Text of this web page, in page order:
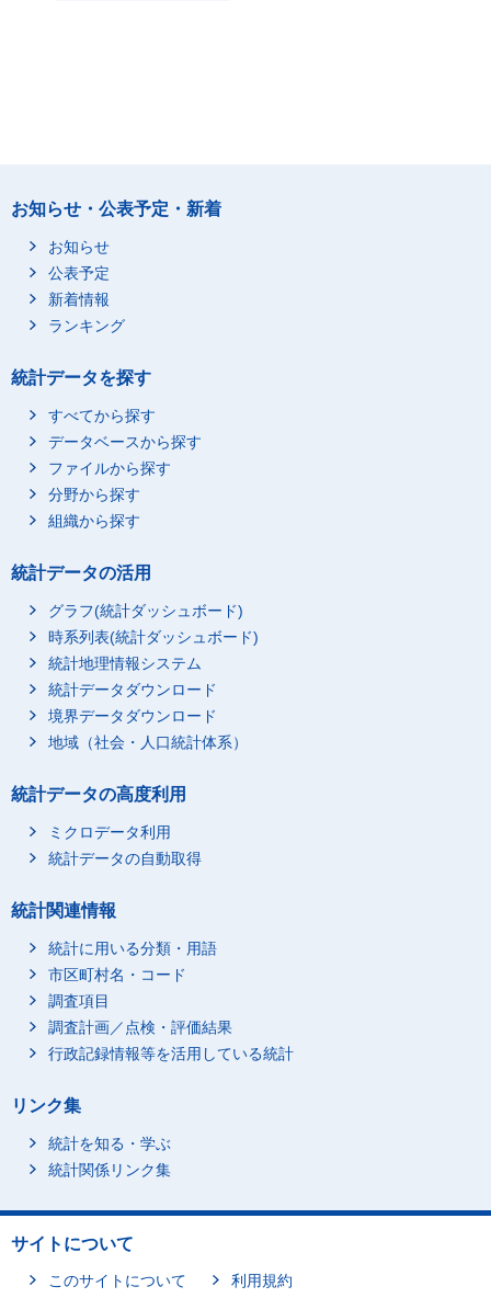
お知らせ・公表予定・新着
お知らせ
公表予定
新着情報
ランキング
統計データを探す
すべてから探す
データベースから探す
ファイルから探す
分野から探す
組織から探す
統計データの活用
グラフ(統計ダッシュボード)
時系列表(統計ダッシュボード)
統計地理情報システム
統計データダウンロード
境界データダウンロード
地域（社会・人口統計体系）
統計データの高度利用
ミクロデータ利用
統計データの自動取得
統計関連情報
統計に用いる分類・用語
市区町村名・コード
調査項目
調査計画／点検・評価結果
行政記録情報等を活用している統計
リンク集
統計を知る・学ぶ
統計関係リンク集
サイトについて
このサイトについて 利用規約